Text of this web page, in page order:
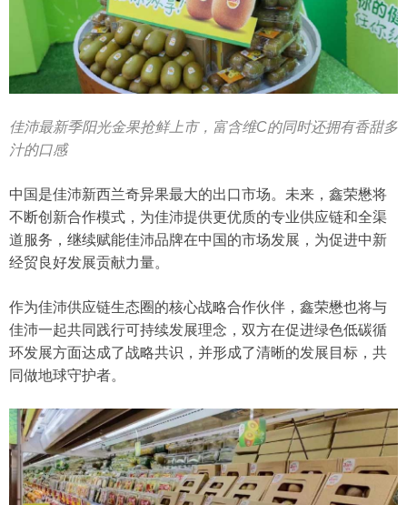
佳沛最新季阳光金果抢鲜上市，富含维C的同时还拥有香甜多
汁的口感
中国是佳沛新西兰奇异果最大的出口市场。未来，鑫荣懋将
不断创新合作模式，为佳沛提供更优质的专业供应链和全渠
道服务，继续赋能佳沛品牌在中国的市场发展，为促进中新
经贸良好发展贡献力量。
作为佳沛供应链生态圈的核心战略合作伙伴，鑫荣懋也将与
佳沛一起共同践行可持续发展理念，双方在促进绿色低碳循
环发展方面达成了战略共识，并形成了清晰的发展目标，共
同做地球守护者。